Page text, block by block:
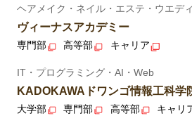
ヘアメイク・ネイル・エステ・ウエデ
ヴィーナスアカデミー
専門部 高等部 キャリア
IT・プログラミング・AI・Web
KADOKAWAドワンゴ情報工科学
大学部 専門部 高等部 キャリ